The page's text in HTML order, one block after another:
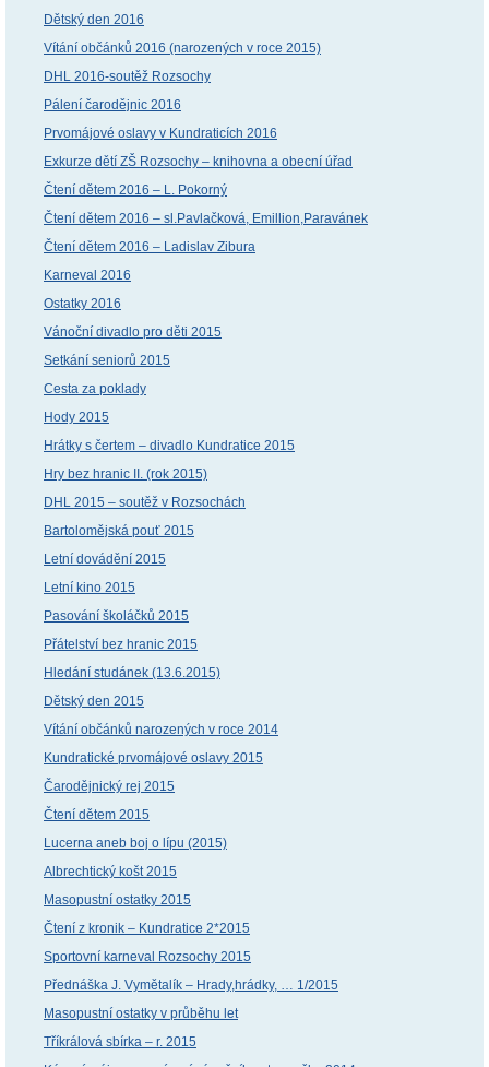
Dětský den 2016
Vítání občánků 2016 (narozených v roce 2015)
DHL 2016-soutěž Rozsochy
Pálení čarodějnic 2016
Prvomájové oslavy v Kundraticích 2016
Exkurze dětí ZŠ Rozsochy – knihovna a obecní úřad
Čtení dětem 2016 – L. Pokorný
Čtení dětem 2016 – sl.Pavlačková, Emillion,Paravánek
Čtení dětem 2016 – Ladislav Zibura
Karneval 2016
Ostatky 2016
Vánoční divadlo pro děti 2015
Setkání seniorů 2015
Cesta za poklady
Hody 2015
Hrátky s čertem – divadlo Kundratice 2015
Hry bez hranic II. (rok 2015)
DHL 2015 – soutěž v Rozsochách
Bartolomějská pouť 2015
Letní dovádění 2015
Letní kino 2015
Pasování školáčků 2015
Přátelství bez hranic 2015
Hledání studánek (13.6.2015)
Dětský den 2015
Vítání občánků narozených v roce 2014
Kundratické prvomájové oslavy 2015
Čarodějnický rej 2015
Čtení dětem 2015
Lucerna aneb boj o lípu (2015)
Albrechtický košt 2015
Masopustní ostatky 2015
Čtení z kronik – Kundratice 2*2015
Sportovní karneval Rozsochy 2015
Přednáška J. Vymětalík – Hrady,hrádky, … 1/2015
Masopustní ostatky v průběhu let
Tříkrálová sbírka – r. 2015